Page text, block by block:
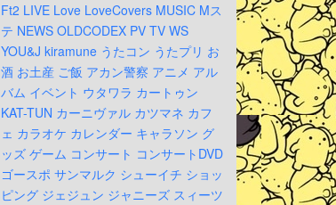
Ft2 LIVE Love LoveCovers MUSIC Mス
テ NEWS OLDCODEX PV TV WS
YOU&J kiramune うたコン うたプリ お
酒 お土産 ご飯 アカン警察 アニメ アル
バム イベント ウタワラ カートゥン
KAT-TUN カーニヴァル カツマネ カフ
ェ カラオケ カレンダー キャラソン グ
ッズ ゲーム コンサート コンサートDVD
ゴースポ サンマルク シューイチ ショッ
ピング ジェジュン ジャニーズ スィーツ